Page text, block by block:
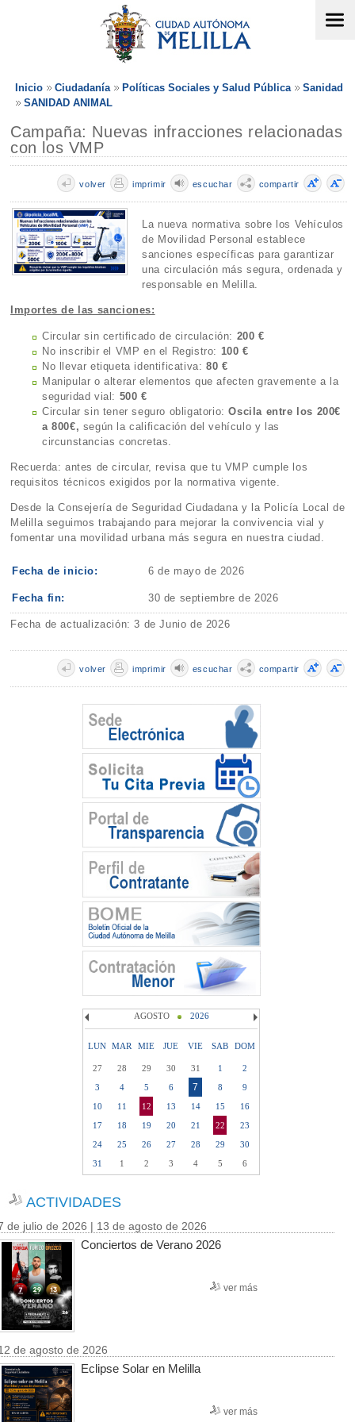
Inicio Ciudadanía Políticas Sociales y Salud Pública
Sanidad
SANIDAD ANIMAL
Campaña: Nuevas infracciones relacionadas
con los VMP
compartir
escuchar
imprimir
volver
La nueva normativa sobre los Vehículos
de Movilidad Personal establece
sanciones específicas para garantizar
una circulación más segura, ordenada y
responsable en Melilla.
Importes de las sanciones:
Circular sin certificado de circulación: 200 €
No inscribir el VMP en el Registro: 100 €
No llevar etiqueta identificativa:80 €
Manipular o alterar elementos que afecten gravemente a la
seguridad vial: 500 €
Circular sin tener seguro obligatorio:Oscila entre los 200€
a 800€, según la calificación del vehículo y las
circunstancias concretas.
Recuerda: antes de circular, revisa que tu VMP cumple los
requisitos técnicos exigidos por la normativa vigente.
Desde la Consejería de Seguridad Ciudadana y la Policía Local de
Melilla seguimos trabajando para mejorar la convivencia vial y
fomentar una movilidad urbana más segura en nuestra ciudad.
Fecha de inicio: 6 de mayo de 2026
Fecha fin: 30 de septiembre de 2026
Fecha de actualización: 3 de Junio de 2026
compartir
escuchar
imprimir
volver
AGOSTO 2026
LUN MAR MIE JUE VIE SAB DOM
27 28 29 30 31 1
2
3
4 5 6 7 8
9
10
11 12 13 14 15
16
17
18 19 20 21 22
23
24
25 26 27 28 29
30
31
1 2 3 4 5 6
ACTIVIDADES
de julio de 2026 | 13 de agosto de 2026
Conciertos de Verano 2026
ver más
de agosto de 2026
Eclipse Solar en Melilla
ver más